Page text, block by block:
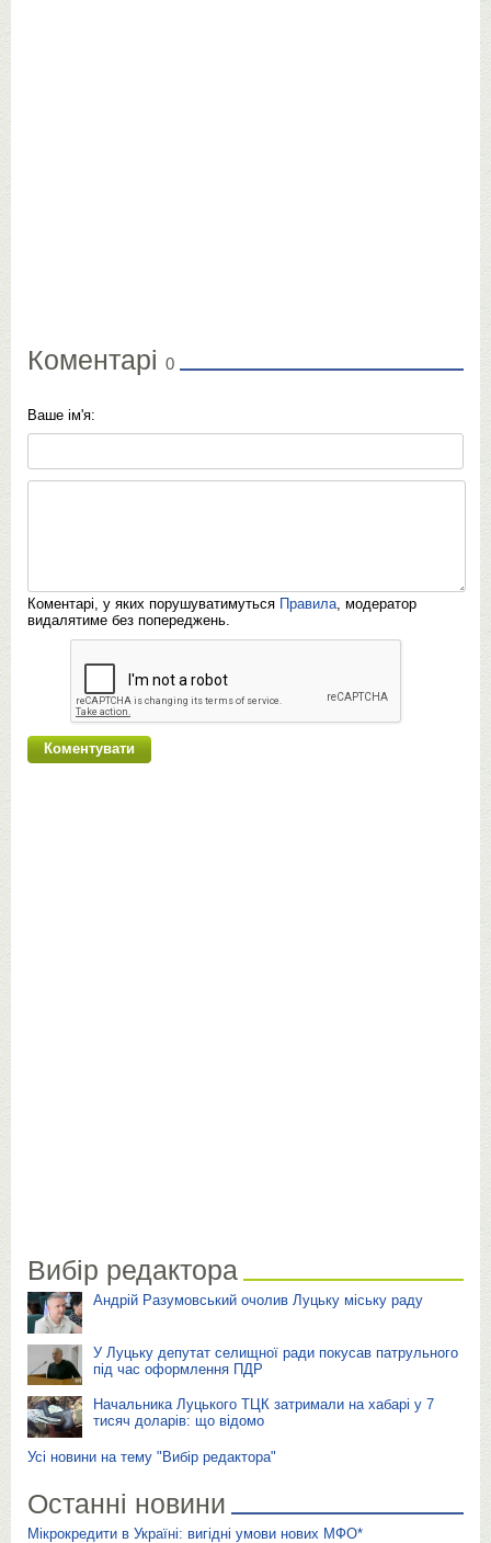
Коментарі 0
Ваше ім'я:
Коментарі, у яких порушуватимуться Правила, модератор
видалятиме без попереджень.
Вибір редактора
Андрій Разумовський очолив Луцьку міську раду
У Луцьку депутат селищної ради покусав патрульного
під час оформлення ПДР
Начальника Луцького ТЦК затримали на хабарі у 7
тисяч доларів: що відомо
Усі новини на тему "Вибір редактора"
Останні новини
Мікрокредити в Україні: вигідні умови нових МФО*